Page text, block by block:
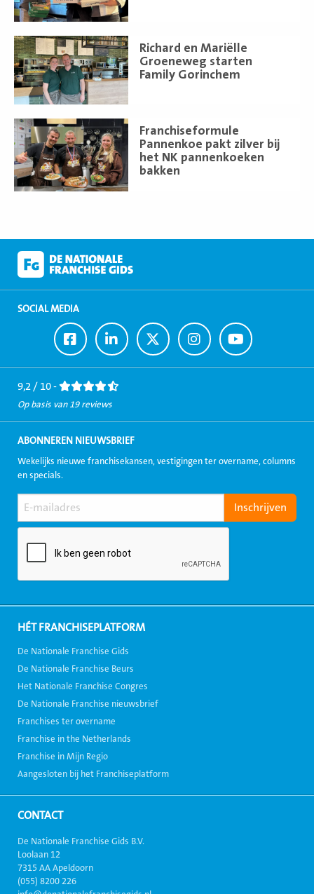
Richard en Mariëlle
Groeneweg starten
Family Gorinchem
Lees
meer
Franchiseformule
Pannenkoe pakt zilver bij
het NK pannenkoeken
bakken
Lees
meer
SOCIAL MEDIA
Ga
naar
Facebook
Ga
naar
LinkedIn
Ga
naar
Twitter
Ga
naar
Instagram
Ga
naar
Youtube
9,2 / 10 -
Op basis van 19 reviews
ABONNEREN NIEUWSBRIEF
Wekelijks nieuwe franchisekansen, vestigingen ter overname, columns
en specials.
HÉT FRANCHISEPLATFORM
De Nationale Franchise Gids
De Nationale Franchise Beurs
Het Nationale Franchise Congres
De Nationale Franchise nieuwsbrief
Franchises ter overname
Franchise in the Netherlands
Franchise in Mijn Regio
Aangesloten bij het Franchiseplatform
CONTACT
De Nationale Franchise Gids B.V.
Loolaan 12
7315 AA Apeldoorn
(055) 8200 226